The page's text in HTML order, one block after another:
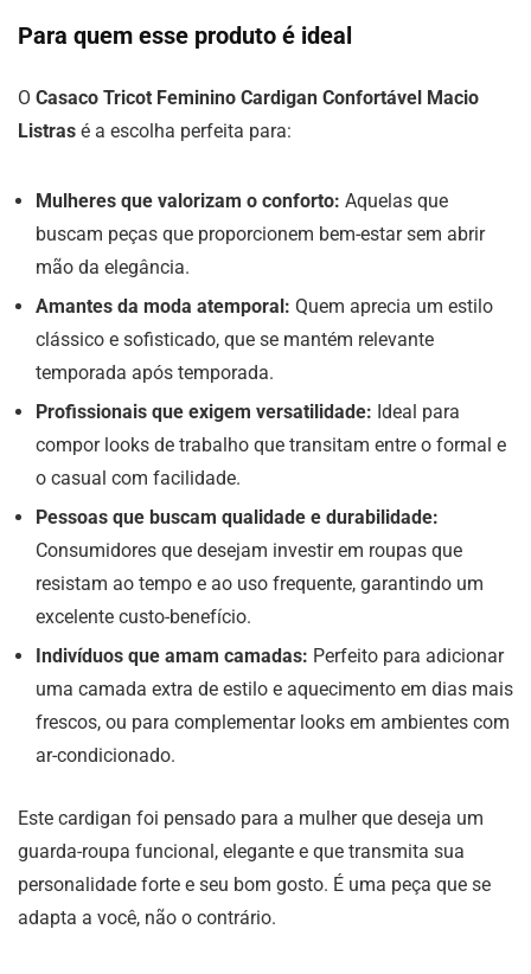
Para quem esse produto é ideal
O Casaco Tricot Feminino Cardigan Confortável Macio
Listras é a escolha perfeita para:
Mulheres que valorizam o conforto: Aquelas que
buscam peças que proporcionem bem-estar sem abrir
mão da elegância.
Amantes da moda atemporal: Quem aprecia um estilo
clássico e sofisticado, que se mantém relevante
temporada após temporada.
Profissionais que exigem versatilidade: Ideal para
compor looks de trabalho que transitam entre o formal e
o casual com facilidade.
Pessoas que buscam qualidade e durabilidade:
Consumidores que desejam investir em roupas que
resistam ao tempo e ao uso frequente, garantindo um
excelente custo-benefício.
Indivíduos que amam camadas: Perfeito para adicionar
uma camada extra de estilo e aquecimento em dias mais
frescos, ou para complementar looks em ambientes com
ar-condicionado.
Este cardigan foi pensado para a mulher que deseja um
guarda-roupa funcional, elegante e que transmita sua
personalidade forte e seu bom gosto. É uma peça que se
adapta a você, não o contrário.